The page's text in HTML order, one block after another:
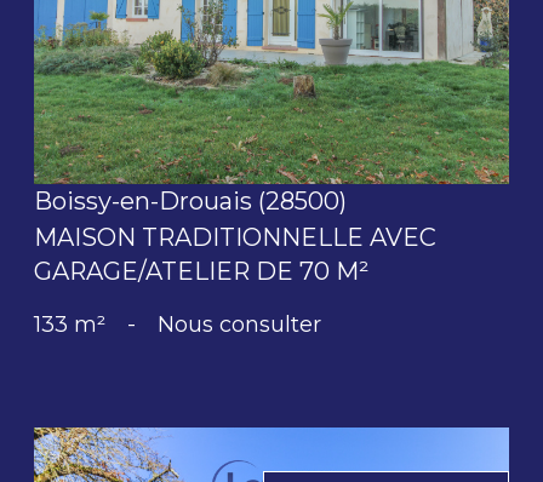
voir le bien
Boissy-en-Drouais (28500)
MAISON TRADITIONNELLE AVEC
GARAGE/ATELIER DE 70 M²
133 m² - Nous consulter